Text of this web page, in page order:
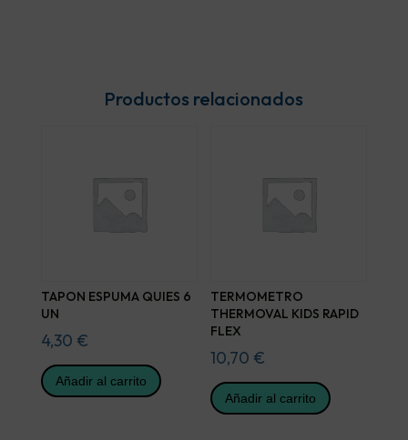
Productos relacionados
TAPON ESPUMA QUIES 6
UN
4,30 €
Añadir al carrito
TERMOMETRO
THERMOVAL KIDS RAPID
FLEX
10,70 €
Añadir al carrito